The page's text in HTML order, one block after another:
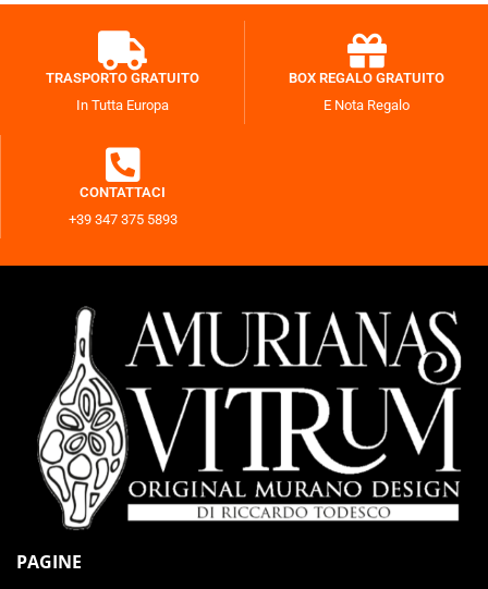
TRASPORTO GRATUITO
In Tutta Europa
BOX REGALO GRATUITO
E Nota Regalo
CONTATTACI
+39 347 375 5893
PAGINE